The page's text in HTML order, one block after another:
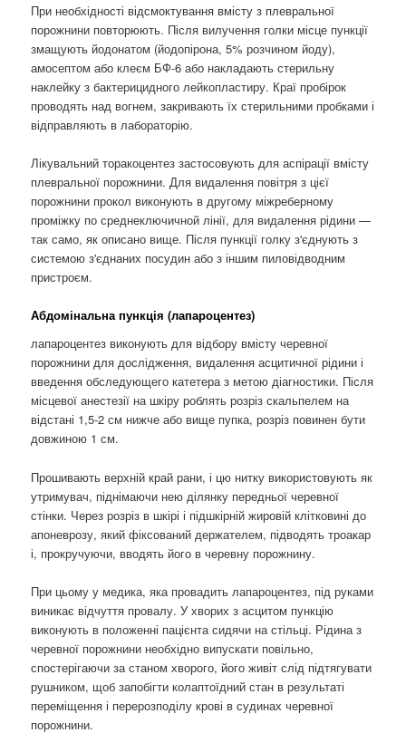
При необхідності відсмоктування вмісту з плевральної
порожнини повторюють. Після вилучення голки місце пункції
змащують йодонатом (йодопірона, 5% розчином йоду),
амосептом або клеєм БФ-6 або накладають стерильну
наклейку з бактерицидного лейкопластиру. Краї пробірок
проводять над вогнем, закривають їх стерильними пробками і
відправляють в лабораторію.
Лікувальний торакоцентез застосовують для аспірації вмісту
плевральної порожнини. Для видалення повітря з цієї
порожнини прокол виконують в другому міжреберному
проміжку по среднеключичной лінії, для видалення рідини —
так само, як описано вище. Після пункції голку з'єднують з
системою з'єднаних посудин або з іншим пиловідводним
пристроєм.
Абдомінальна пункція (лапароцентез)
лапароцентез виконують для відбору вмісту черевної
порожнини для дослідження, видалення асцитичної рідини і
введення обследующего катетера з метою діагностики. Після
місцевої анестезії на шкіру роблять розріз скальпелем на
відстані 1,5-2 см нижче або вище пупка, розріз повинен бути
довжиною 1 см.
Прошивають верхній край рани, і цю нитку використовують як
утримувач, піднімаючи нею ділянку передньої черевної
стінки. Через розріз в шкірі і підшкірній жировій клітковині до
апоневрозу, який фіксований держателем, підводять троакар
і, прокручуючи, вводять його в черевну порожнину.
При цьому у медика, яка провадить лапароцентез, під руками
виникає відчуття провалу. У хворих з асцитом пункцію
виконують в положенні пацієнта сидячи на стільці. Рідина з
черевної порожнини необхідно випускати повільно,
спостерігаючи за станом хворого, його живіт слід підтягувати
рушником, щоб запобігти колаптоїдний стан в результаті
переміщення і перерозподілу крові в судинах черевної
порожнини.